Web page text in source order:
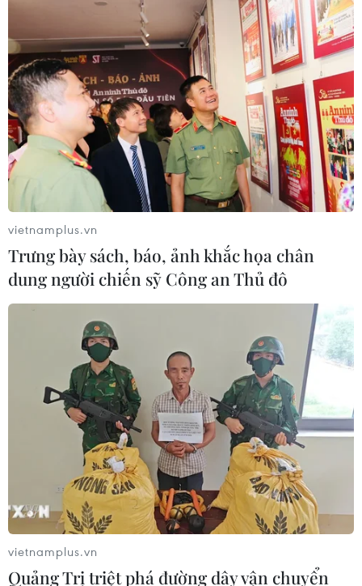
TIN CÙNG CHUYÊN MỤC
EU triển khai mạng vệ tinh riêng,
củng cố chủ quyền số
08/08/2026 04:15
Liên hợp quốc kêu gọi chấm dứt tấn
công dân thường trong xung đột
Nga-Ukraine
vietnamplus.vn
Trưng bày sách, báo, ảnh khắc họa chân
dung người chiến sỹ Công an Thủ đô
vietnamplus.vn
Quảng Trị triệt phá đường dây vận chuyển